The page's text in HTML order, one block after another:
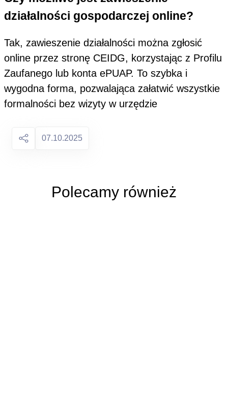
działalności gospodarczej online?
Tak, zawieszenie działalności można zgłosić
online przez stronę CEIDG, korzystając z Profilu
Zaufanego lub konta ePUAP. To szybka i
wygodna forma, pozwalająca załatwić wszystkie
formalności bez wizyty w urzędzie
07.10.2025
Polecamy również